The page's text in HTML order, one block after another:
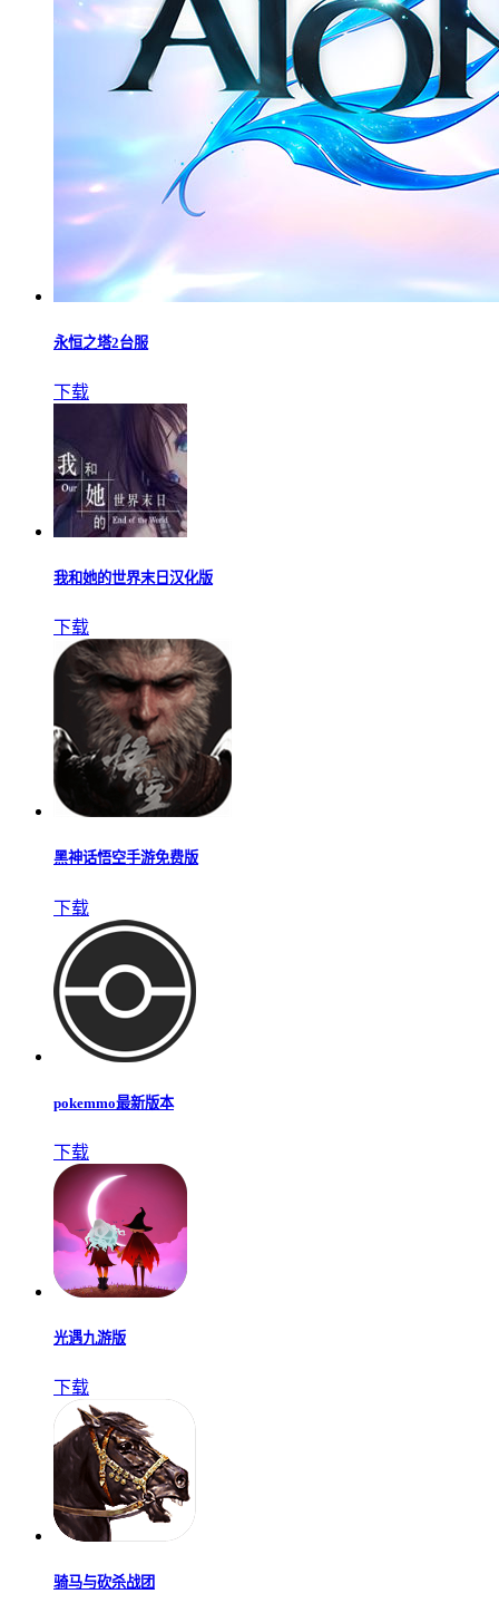
永恒之塔2台服
下载
我和她的世界末日汉化版
下载
黑神话悟空手游免费版
下载
pokemmo最新版本
下载
光遇九游版
下载
骑马与砍杀战团